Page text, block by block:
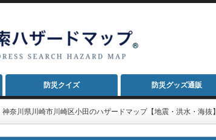
防災クイズ 防災グッズ通販
神奈川県川崎市川崎区小田のハザードマップ【地震・洪水・海抜】